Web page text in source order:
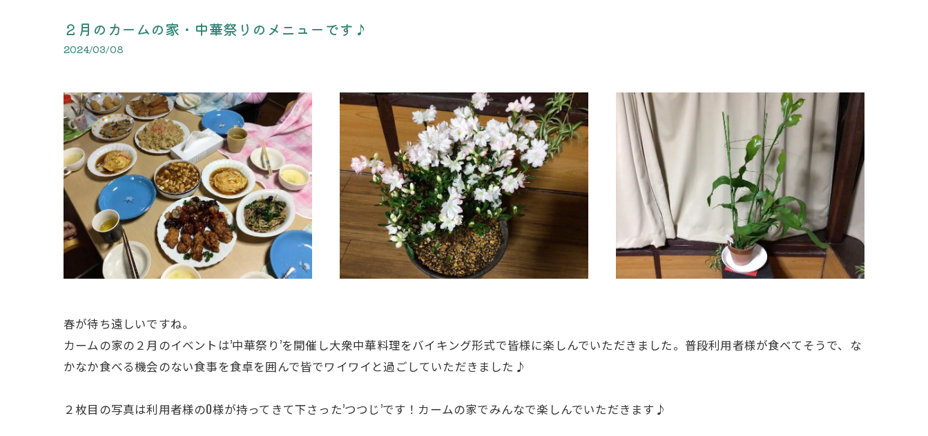
２月のカームの家・中華祭りのメニューです♪
2024/03/08
春が待ち遠しいですね。
カームの家の２月のイベントは’中華祭り’を開催し大衆中華料理をバイキング形式で皆様に楽しんでいただきました。普段利用者様が食べてそうで、な
かなか食べる機会のない食事を食卓を囲んで皆でワイワイと過ごしていただきました♪
２枚目の写真は利用者様のO様が持ってきて下さった’つつじ’です！カームの家でみんなで楽しんでいただきます♪